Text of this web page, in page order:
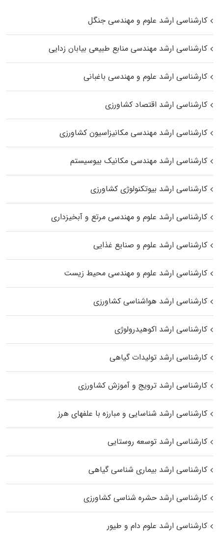
کارشناسی ارشد علوم و مهندسی جنگل
کارشناسی ارشد مهندسی منابع طبیعی بیابان زدایی
کارشناسی ارشد علوم و مهندسی باغبانی
کارشناسی ارشد اقتصاد کشاورزی
کارشناسی ارشد مهندسی مکانیزاسیون کشاورزی
کارشناسی ارشد مهندسی مکانیک بیوسیستم
کارشناسی ارشد بیوتکنولوژی کشاورزی
کارشناسی ارشد علوم و مهندسی مرتع و آبخیزداری
کارشناسی ارشد علوم و صنایع غذایی
کارشناسی ارشد علوم و مهندسی محیط زیست
کارشناسی ارشد هواشناسی کشاورزی
کارشناسی ارشد اکوهیدرولوژی
کارشناسی ارشد تولیدات گیاهی
کارشناسی ارشد ترویج و آموزش کشاورزی
کارشناسی ارشد شناسایی و مبارزه با علفهای هرز
کارشناسی ارشد توسعه روستایی
کارشناسی ارشد بیماری‌ شناسی گیاهی
کارشناسی ارشد حشره‌ شناسی کشاورزی
کارشناسی ارشد علوم دام و طیور